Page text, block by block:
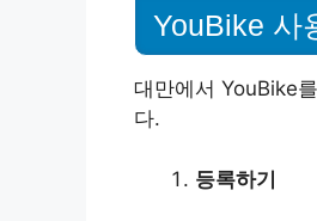
YouBike 사
대만에서 YouBike
다.
등록하기